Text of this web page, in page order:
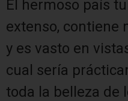
El hermoso país
extenso, contiene
y es vasto en
cual sería
toda la belleza de